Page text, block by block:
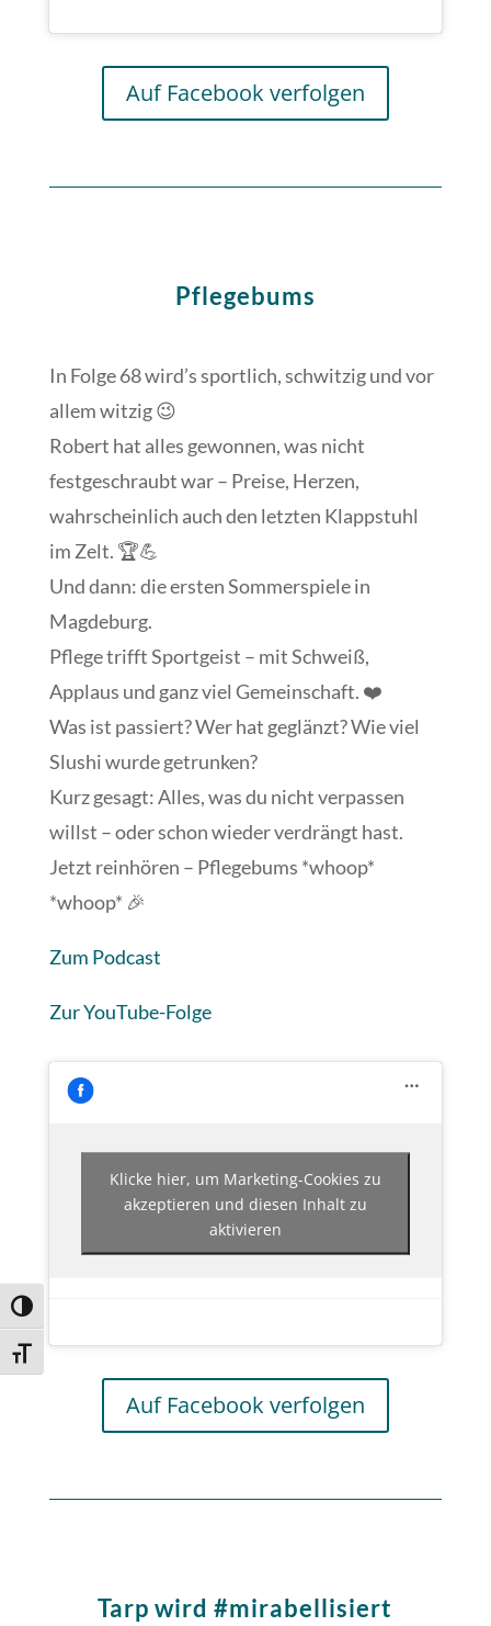
Umschalten auf hohe Kontraste
Schrift vergrößern
Auf Facebook verfolgen
Pflegebums
In Folge 68 wird’s sportlich, schwitzig und vor
allem witzig 😉
Robert hat alles gewonnen, was nicht
festgeschraubt war – Preise, Herzen,
wahrscheinlich auch den letzten Klappstuhl
im Zelt. 🏆💪
Und dann: die ersten Sommerspiele in
Magdeburg.
Pflege trifft Sportgeist – mit Schweiß,
Applaus und ganz viel Gemeinschaft. ❤️
Was ist passiert? Wer hat geglänzt? Wie viel
Slushi wurde getrunken?
Kurz gesagt: Alles, was du nicht verpassen
willst – oder schon wieder verdrängt hast.
Jetzt reinhören – Pflegebums *whoop*
*whoop* 🎉
Zum Podcast
Zur YouTube-Folge
Klicke hier, um Marketing-Cookies zu
akzeptieren und diesen Inhalt zu
aktivieren
Auf Facebook verfolgen
Tarp wird #mirabellisiert